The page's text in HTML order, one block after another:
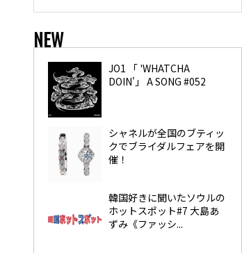
NEW
JO1 「 'WHATCHA
DOIN'」 A SONG #052
シャネルが全国のブティッ
クでブライダルフェアを開
催！
韓国好きに聞いたソウルの
ホットスポット#7 大島あ
ずみ《ファッシ...